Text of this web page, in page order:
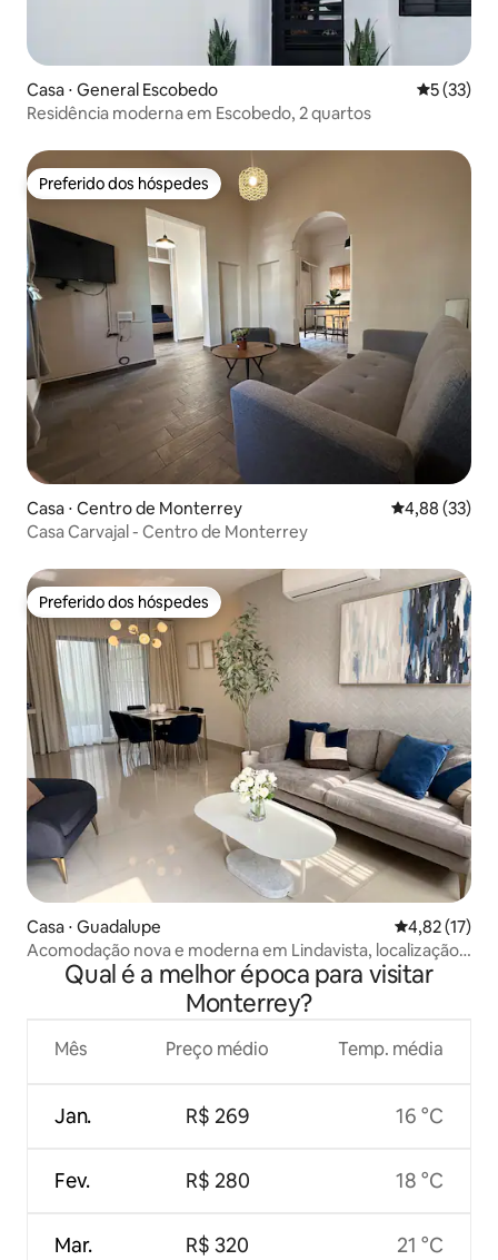
Casa ⋅ General Escobedo 5 de uma
5 (33)
Residência moderna em Escobedo, 2 quartos
Preferido dos hóspedes
Preferido dos hóspedes
Casa ⋅ Centro de Monterrey 4,88 de uma
4,88 (33)
Casa Carvajal - Centro de Monterrey
Preferido dos hóspedes
Preferido dos hóspedes
Casa ⋅ Guadalupe 4,82 de uma
4,82 (17)
Acomodação nova e moderna em Lindavista, localização
estratégica
Qual é a melhor época para visitar
Monterrey?
Mês
Jan.
Fev.
Mar.
Preço médio
R$ 269
R$ 280
R$ 320
Temp. média
16 °C
18 °C
21 °C